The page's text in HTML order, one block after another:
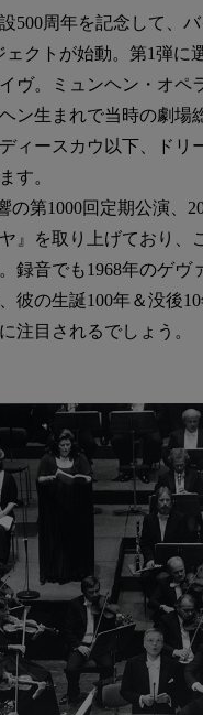
500周年を記念して、
クトが始動。第1弾に
ヴ。ミュンヘン・オペ
ン生まれで当時の劇場
ィースカウ以下、ドリ
す。
の第1000回定期公演、
』を取り上げており、
録音でも1968年のゲヴ
彼の生誕100年＆没後
注目されるでしょう。